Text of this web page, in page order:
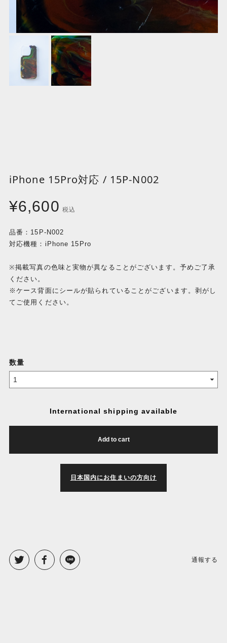
iPhone 15Pro対応 / 15P-N002
¥6,600 税込
品番：15P-N002
対応機種：iPhone 15Pro
※掲載写真の色味と実物が異なることがございます。予めご了承
ください。
※ケース背面にシールが貼られていることがございます。剥がし
てご使用ください。
数量
International shipping available
Add to cart
日本国内にお住まいの方向け
通報する